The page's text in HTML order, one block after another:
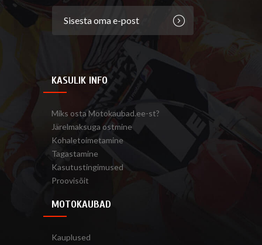
KASULIK INFO
Miks osta Motokaubad.ee-st?
Järelmaksuga ostmine
Kohaletoimetamine
Tagastamine
Kasutustingimused
Proovisõit
MOTOKAUBAD
Kauplused